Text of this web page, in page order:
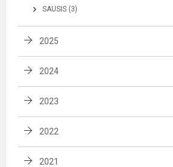
SAUSIS (3)
2025
2024
2023
2022
2021